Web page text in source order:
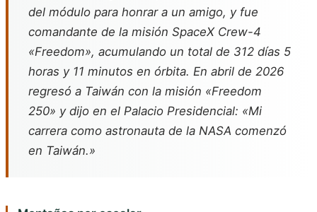
del módulo para honrar a un amigo, y fue
comandante de la misión SpaceX Crew-4
«Freedom», acumulando un total de 312 días 5
horas y 11 minutos en órbita. En abril de 2026
regresó a Taiwán con la misión «Freedom
250» y dijo en el Palacio Presidencial: «Mi
carrera como astronauta de la NASA comenzó
en Taiwán.»